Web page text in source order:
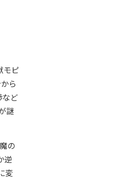
モピ
ら
など
謎
の
逆
変